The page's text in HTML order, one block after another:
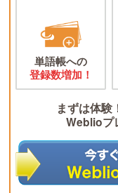
単語帳への
登録数増加！
まずは体験
Weblioプ